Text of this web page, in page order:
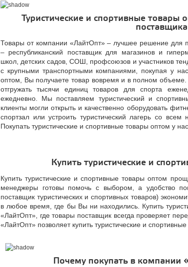
Туристические и спортивные товары
поставщика
Товары от компании «ЛайтОпт» – лучшее решение для
– республиканский поставщик для магазинов и
школ, детских садов, СОШ, профсоюзов и участников
с крупными транспортными компаниями, покупая у
оптом, Вы получаете товар вовремя и в полном
отгружать тысячи единиц товаров для спорта
ежедневно. Мы поставляем туристический и
клиенты могли открыть и качественно оборудовать
спортзал или устроить туристический лагерь со
Покупать туристические и спортивные товары оптом у
Купить туристические и
Купить туристические и спортивные товары оптом
менеджеры готовы помочь с выбором, а удобство
поставщик туристических и спортивных товаров)
в любое время, где бы Вы ни находились. Купить
«ЛайтОпт», где товары поставщик всегда проверяет
«ЛайтОпт» позволяет купить туристические и
Почему покупать в компании